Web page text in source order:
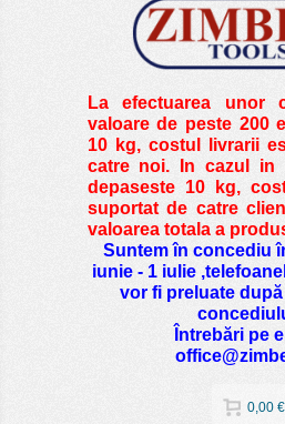
La efectuarea unor
valoare de peste200
10 kg, costul livrarii
catre noi. In cazul in
depaseste 10 kg,
suportat de catre
valoarea totala a
Suntem în concediu
iunie - 1 iulie
vor fi preluate
Întrebări pe
0,00 €